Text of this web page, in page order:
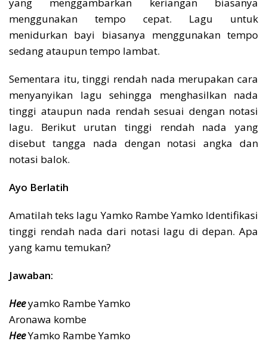
yang menggambarkan keriangan biasanya
menggunakan tempo cepat. Lagu untuk
menidurkan bayi biasanya menggunakan tempo
sedang ataupun tempo lambat.
Sementara itu, tinggi rendah nada merupakan cara
menyanyikan lagu sehingga menghasilkan nada
tinggi ataupun nada rendah sesuai dengan notasi
lagu. Berikut urutan tinggi rendah nada yang
disebut tangga nada dengan notasi angka dan
notasi balok.
Ayo Berlatih
Amatilah teks lagu Yamko Rambe Yamko Identifikasi
tinggi rendah nada dari notasi lagu di depan. Apa
yang kamu temukan?
Jawaban:
Heeyamko Rambe Yamko
Aronawa kombe
HeeYamko Rambe Yamko